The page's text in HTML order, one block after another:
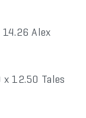
Alex
12.50 Tales